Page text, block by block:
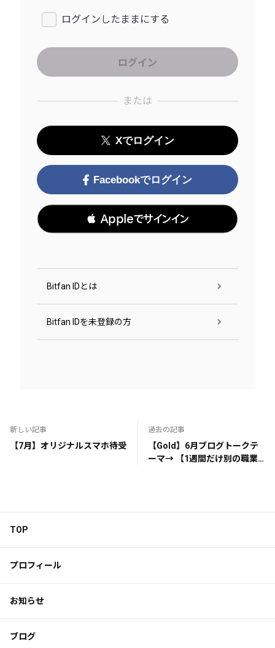
ログインしたままにする
または
Xでログイン
Facebookでログイン
 Appleでサインイン
Bitfan IDとは
Bitfan IDを未登録の方
新しい記事
【7月】オリジナルスマホ待受
過去の記事
【Gold】6月ブログトークテ
ーマ→ 【1週間だけ別の職業
TOP
プロフィール
お知らせ
ブログ